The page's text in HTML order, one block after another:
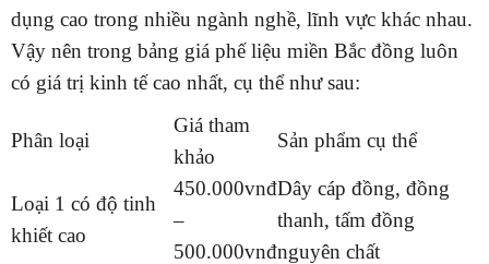
dụng cao trong nhiều ngành nghề, lĩnh vực khác nhau.
Vậy nên trong bảng giá phế liệu miền Bắc đồng luôn
có giá trị kinh tế cao nhất, cụ thể như sau:
Phân loại
Giá tham
khảo
Sản phẩm cụ thể
Loại 1 có độ tinh
khiết cao
450.000vnđ
–
500.000vnđ
Dây cáp đồng, đồng
thanh, tấm đồng
nguyên chất